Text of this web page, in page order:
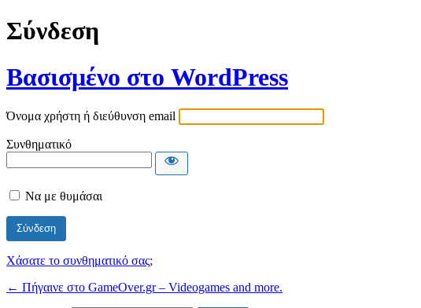
Σύνδεση
Βασισμένο στο WordPress
Όνομα χρήστη ή διεύθυνση email
Συνθηματικό
Να με θυμάσαι
Χάσατε το συνθηματικό σας;
← Πήγαινε στο GameOver.gr – Videogames and more.